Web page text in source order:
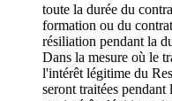
toute la durée du
formation ou du
résiliation pendant la
Dans la mesure où le
l'intérêt légitime du
seront traitées pendant